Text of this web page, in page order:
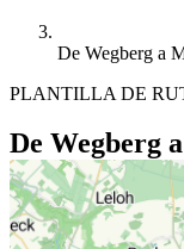
De Wegberg a
PLANTILLA DE
De Wegberg